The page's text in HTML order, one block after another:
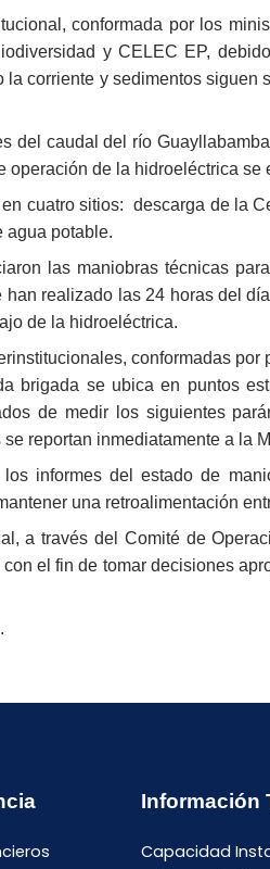
conformada por los
y CELEC EP,
corriente y sedimentos
del caudal del río
operación de la hidroeléctrica
cuatro sitios: descarga de la
agua potable.
las maniobras técnicas
realizado las 24 horas del
de la hidroeléctrica.
conformadas
brigada se ubica en puntos
de medir los siguientes
reportan inmediatamente a la
informes del estado de
una retroalimentación
a través del Comité de
el fin de tomar decisiones
Información
Capacidad